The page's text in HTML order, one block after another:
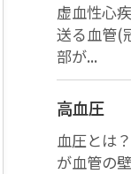
虚血性心
送る血管(
部が...
高血圧
血圧とは
が血管の